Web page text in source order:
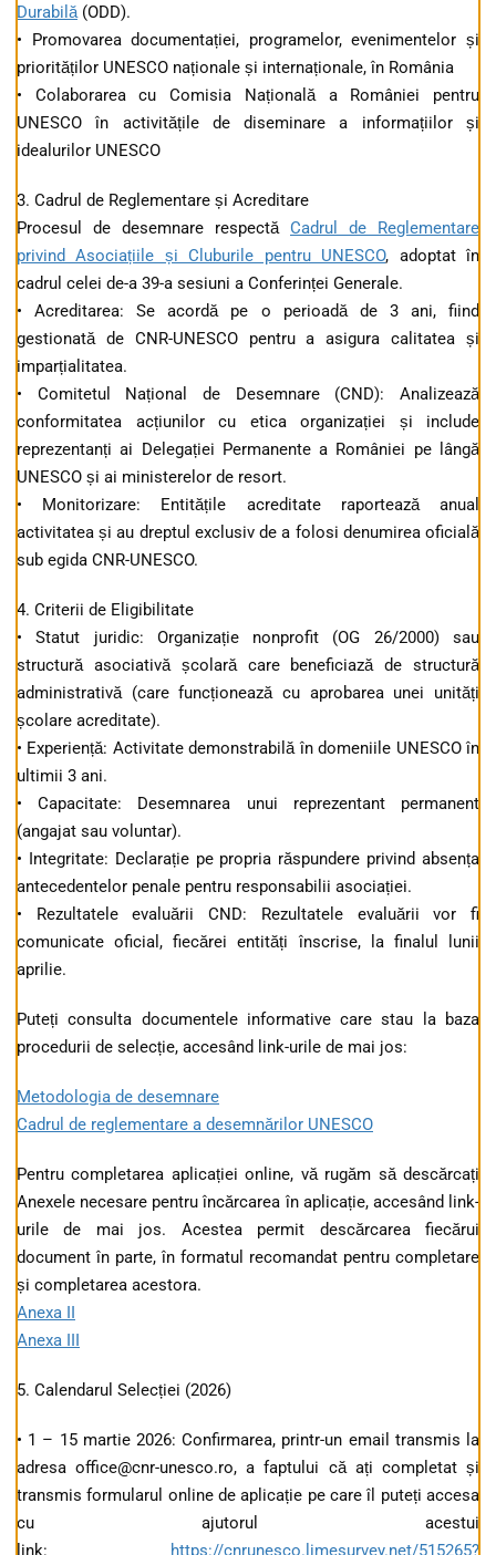
Durabilă(ODD).
• Promovarea documentației, programelor, evenimentelor și
priorităților UNESCO naționale și internaționale, în România
• Colaborarea cu Comisia Națională a României pentru
UNESCO în activitățile de diseminare a informațiilor și
idealurilor UNESCO
3. Cadrul de Reglementare și Acreditare
Procesul de desemnare respectă Cadrul de Reglementare
privind Asociațiile și Cluburile pentru UNESCO, adoptat în
cadrul celei de-a 39-a sesiuni a Conferinței Generale.
• Acreditarea: Se acordă pe o perioadă de 3 ani, fiind
gestionată de CNR-UNESCO pentru a asigura calitatea și
imparțialitatea.
• Comitetul Național de Desemnare (CND): Analizează
conformitatea acțiunilor cu etica organizației și include
reprezentanți ai Delegației Permanente a României pe lângă
UNESCO și ai ministerelor de resort.
• Monitorizare: Entitățile acreditate raportează anual
activitatea și au dreptul exclusiv de a folosi denumirea oficială
sub egida CNR-UNESCO.
4. Criterii de Eligibilitate
• Statut juridic: Organizație nonprofit (OG 26/2000) sau
structură asociativă școlară care beneficiază de structură
administrativă (care funcționează cu aprobarea unei unități
școlare acreditate).
• Experiență: Activitate demonstrabilă în domeniile UNESCO în
ultimii 3 ani.
• Capacitate: Desemnarea unui reprezentant permanent
(angajat sau voluntar).
• Integritate: Declarație pe propria răspundere privind absența
antecedentelor penale pentru responsabilii asociației.
• Rezultatele evaluării CND: Rezultatele evaluării vor fi
comunicate oficial, fiecărei entități înscrise, la finalul lunii
aprilie.
Puteți consulta documentele informative care stau la baza
procedurii de selecție, accesând link-urile de mai jos:
Metodologia de desemnare
Cadrul de reglementare a desemnărilor UNESCO
Pentru completarea aplicației online, vă rugăm să descărcați
Anexele necesare pentru încărcarea în aplicație, accesând link-
urile de mai jos. Acestea permit descărcarea fiecărui
document în parte, în formatul recomandat pentru completare
și completarea acestora.
Anexa II
Anexa III
5. Calendarul Selecției (2026)
• 1 – 15 martie 2026: Confirmarea, printr-un email transmis la
adresa office@cnr-unesco.ro, a faptului că ați completat și
transmis formularul online de aplicație pe care îl puteți accesa
cu ajutorul acestui
link:
https://cnrunesco.limesurvey.net/515265?